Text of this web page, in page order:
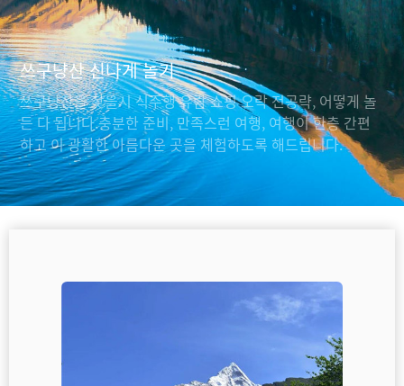
쓰구냥산 신나게 놀기
쓰구냥산을 찾을시 식주행 유람 쇼핑 오락 전공략, 어떻게 놀
든 다 됩니다.충분한 준비, 만족스런 여행, 여행이 한층 간편
하고 이 광활한 아름다운 곳을 체험하도록 해드립니다.